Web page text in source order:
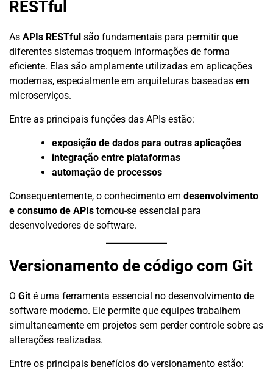
RESTful
As APIs RESTful são fundamentais para permitir que
diferentes sistemas troquem informações de forma
eficiente. Elas são amplamente utilizadas em aplicações
modernas, especialmente em arquiteturas baseadas em
microserviços.
Entre as principais funções das APIs estão:
exposição de dados para outras aplicações
integração entre plataformas
automação de processos
Consequentemente, o conhecimento em desenvolvimento
e consumo de APIs tornou-se essencial para
desenvolvedores de software.
Versionamento de código com Git
O Git é uma ferramenta essencial no desenvolvimento de
software moderno. Ele permite que equipes trabalhem
simultaneamente em projetos sem perder controle sobre as
alterações realizadas.
Entre os principais benefícios do versionamento estão: